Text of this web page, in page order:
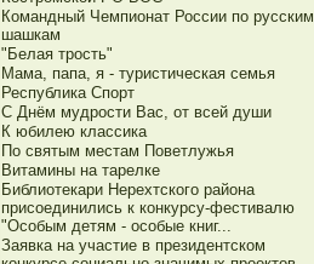
Командный Чемпионат России по русским
шашкам
"Белая трость"
Мама, папа, я - туристическая семья
Республика Спорт
С Днём мудрости Вас, от всей души
К юбилею классика
По святым местам Поветлужья
Витамины на тарелке
Библиотекари Нерехтского района
присоединились к конкурсу-фестивалю
"Особым детям - особые книг...
Заявка на участие в президентском